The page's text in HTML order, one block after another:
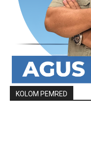
KOLOM PEMRED